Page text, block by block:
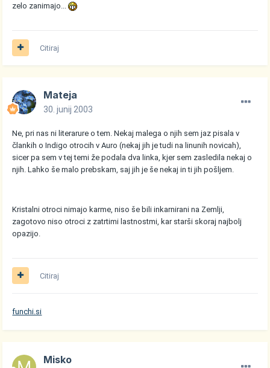
zelo zanimajo...
Citiraj
Mateja
30. junij 2003
Ne, pri nas ni literarure o tem. Nekaj malega o njih sem jaz pisala v
člankih o Indigo otrocih v Auro (nekaj jih je tudi na linunih novicah),
sicer pa sem v tej temi že podala dva linka, kjer sem zasledila nekaj o
njih. Lahko še malo prebskam, saj jih je še nekaj in ti jih pošljem.
Kristalni otroci nimajo karme, niso še bili inkarnirani na Zemlji,
zagotovo niso otroci z zatrtimi lastnostmi, kar starši skoraj najbolj
opazijo.
Citiraj
funchi.si
Misko